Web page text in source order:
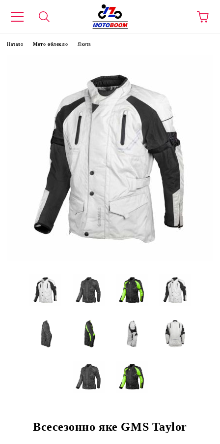
Начало Мото облекло Якета
Всесезонно яке GMS Taylor